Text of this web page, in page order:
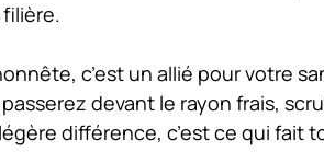
c’est un allié pour votre
devant le rayon frais,
différence, c’est ce qui fait